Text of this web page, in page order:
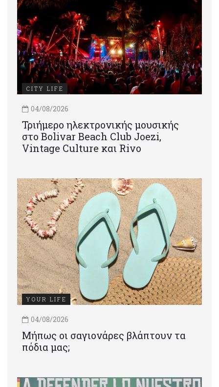
CITY LIFE
04/08/2026
Τριήμερο ηλεκτρονικής μουσικής
στο Bolivar Beach Club Joezi,
Vintage Culture και Rivo
YOUR LIFE
04/08/2026
Μήπως οι σαγιονάρες βλάπτουν τα
πόδια μας;